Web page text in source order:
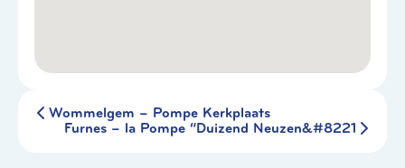
Wommelgem – Pompe Kerkplaats
Furnes – la Pompe “Duizend Neuzen&#8221